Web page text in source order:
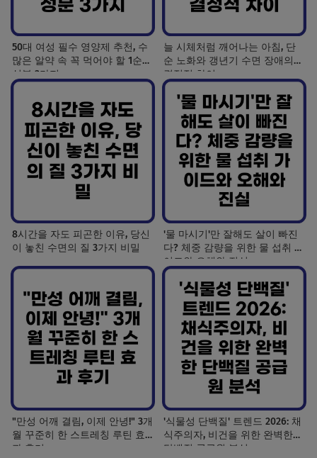
50대 여성 필수 영양제 추천, 수
많은 알약 속 꼭 먹어야 할 1순위
성분 3가지
늘 시체처럼 깨어나는 아침, 단
순 노화와 갱년기 수면 장애의
결정적 차이
8시간을 자도 피곤한 이유, 당신
이 놓친 수면의 질 3가지 비밀
'물 마시기'만 잘해도 살이 빠진
다? 체중 감량을 위한 물 섭취 가
이드와 오해와 진실
"만성 어깨 결림, 이제 안녕!" 3개
월 꾸준히 한 스트레칭 루틴 효
과 후기
'식물성 단백질' 트렌드 2026: 채
식주의자, 비건을 위한 완벽한
단백질 공급원 분석